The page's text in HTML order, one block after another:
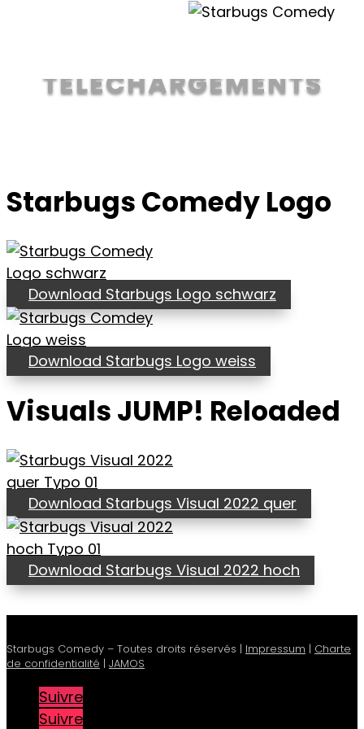
Pour la presse & les organisateurs
TÉLÉCHARGEMENTS
Starbugs Comedy Logo
Download Starbugs Logo schwarz
Download Starbugs Logo weiss
Visuals JUMP! Reloaded
Download Starbugs Visual 2022 quer
Download Starbugs Visual 2022 hoch
Starbugs Comedy – Toutes droits réservés | Impressum | Charte
de confidentialité | JAMOS
Suivre
Suivre